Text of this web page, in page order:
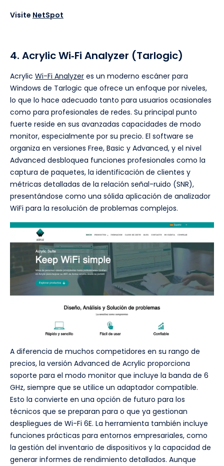
Visite NetSpot
4. Acrylic Wi‑Fi Analyzer (Tarlogic)
Acrylic Wi-Fi Analyzer es un moderno escáner para
Windows de Tarlogic que ofrece un enfoque por niveles,
lo que lo hace adecuado tanto para usuarios ocasionales
como para profesionales de redes. Su principal punto
fuerte reside en sus avanzadas capacidades de modo
monitor, especialmente por su precio. El software se
organiza en versiones Free, Basic y Advanced, y el nivel
Advanced desbloquea funciones profesionales como la
captura de paquetes, la identificación de clientes y
métricas detalladas de la relación señal-ruido (SNR),
presentándose como una sólida aplicación de analizador
WiFi para la resolución de problemas complejos.
A diferencia de muchos competidores en su rango de
precios, la versión Advanced de Acrylic proporciona
soporte para el modo monitor que incluye la banda de 6
GHz, siempre que se utilice un adaptador compatible.
Esto la convierte en una opción de futuro para los
técnicos que se preparan para o que ya gestionan
despliegues de Wi-Fi 6E. La herramienta también incluye
funciones prácticas para entornos empresariales, como
la gestión del inventario de dispositivos y la capacidad de
generar informes de rendimiento detallados. Aunque